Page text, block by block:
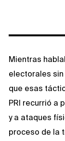
Mientras
electorales sin
que esas
PRI recurrió a
y a ataques
proceso de la